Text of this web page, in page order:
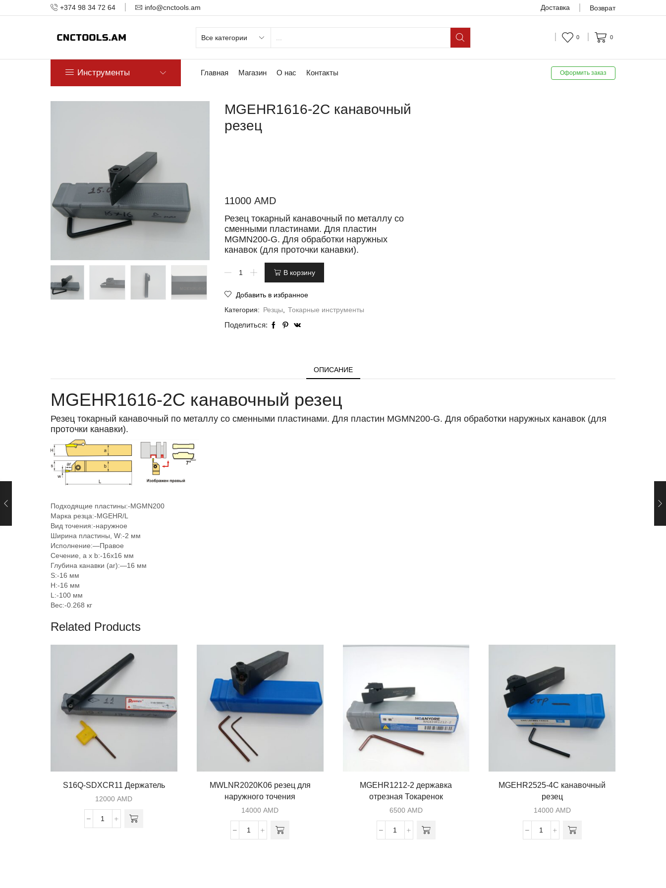
+374 98 34 72 64 info@cnctools.am Доставка Возврат
0 0
Инструменты Главная Магазин О нас Контакты Оформить заказ
MGEHR1616-2C канавочный
резец
11000 AMD
Резец токарный канавочный по металлу со
сменными пластинами. Для пластин
MGMN200-G. Для обработки наружных
канавок (для проточки канавки).
В корзину
Добавить в избранное
Категория: Резцы Токарные инструменты
Поделиться:
ОПИСАНИЕ
MGEHR1616-2C канавочный резец
Резец токарный канавочный по металлу со сменными пластинами. Для пластин MGMN200-G. Для обработки наружных канавок (для
проточки канавки).
Подходящие пластины:-MGMN200
Марка резца:-MGEHR/L
Вид точения:-наружное
Ширина пластины, W:-2 мм
Исполнение:—Правое
Сечение, a x b:-16х16 мм
Глубина канавки (ar):—16 мм
S:-16 мм
H:-16 мм
L:-100 мм
Вес:-0.268 кг
Related Products
S16Q-SDXCR11 Держатель
12000AMD
MWLNR2020K06 резец для
наружного точения
14000AMD
MGEHR1212-2 державка
отрезная Токаренок
6500 AMD
MGEHR2525-4C канавочный
резец
14000 AMD